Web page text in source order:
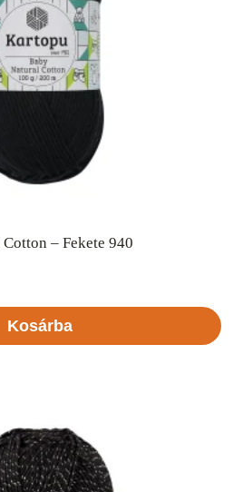
– Fekete 940
Kosárba